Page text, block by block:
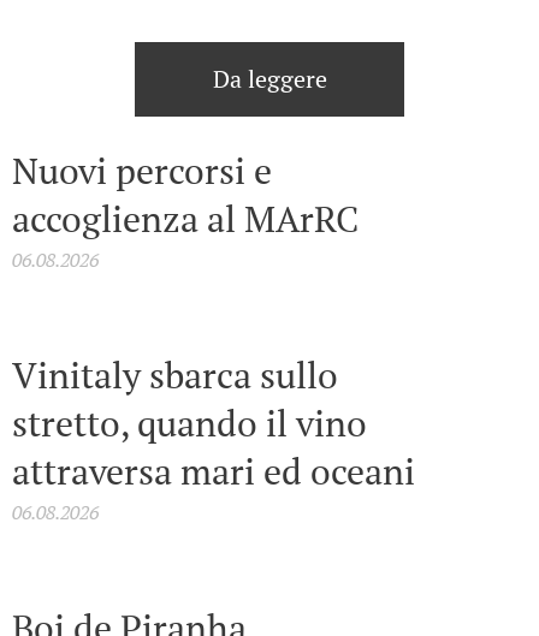
Da leggere
Nuovi percorsi e
accoglienza al MArRC
06.08.2026
Vinitaly sbarca sullo
stretto, quando il vino
attraversa mari ed oceani
06.08.2026